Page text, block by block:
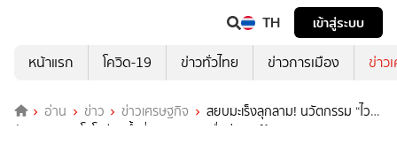
TH
เข้าสู่ระบบ
หน้าแรก
โควิด-19 ข่าวทั่วไทย ข่าวการเมือง ข่าว
อ่าน ข่าว ข่าวเศรษฐกิจ
สยบมะเร็งลุกลาม! นวัตกรรม “ไวรัส
อัจฉริยะ” เทคโนโลยีสุดล้ำที่ออกแบบมาเพื่อล่าเซลล์ร้าย